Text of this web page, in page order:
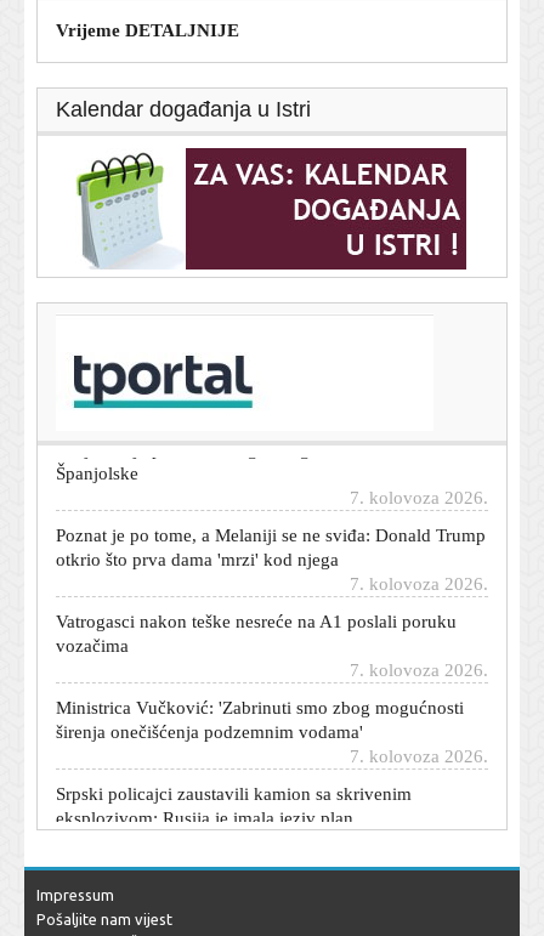
Vrijeme DETALJNIJE
Kalendar događanja u Istri
Usred Osijeka pronađen još jedan ozlijeđeni muškarac
Španjolske
Poznat je po tome, a Melaniji se ne sviđa: Donald Trump
otkrio što prva dama 'mrzi' kod njega
Vatrogasci nakon teške nesreće na A1 poslali poruku
vozačima
Ministrica Vučković: 'Zabrinuti smo zbog mogućnosti
širenja onečišćenja podzemnim vodama'
7. kolovoza 2026.
Srpski policajci zaustavili kamion sa skrivenim
eksplozivom: Rusija je imala jeziv plan
7. kolovoza 2026.
Kiševića
Impressum
Pošaljite nam vijest